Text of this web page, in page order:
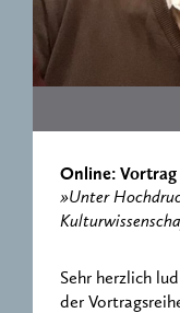
ERNST
Online: Vortrag
»Unter
Sehr herzlich
der